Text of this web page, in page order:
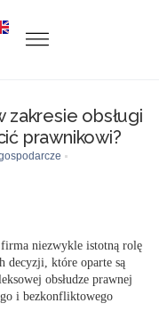
zakresie obsługi
prawnikowi?
niezwykle istotną rolę
decyzji, które oparte są
obsłudze prawnej
i bezkonfliktowego